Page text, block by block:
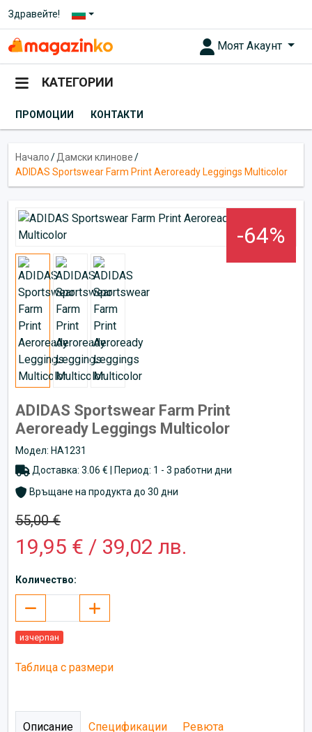
Здравейте!
Моят Акаунт
КАТЕГОРИИ
ПРОМОЦИИ КОНТАКТИ
Начало/Дамски клинове/
ADIDAS Sportswear Farm Print Aeroready Leggings Multicolor
-64%
ADIDAS Sportswear Farm Print
Aeroready Leggings Multicolor
Модел: HA1231
Доставка: 3.06 € | Период: 1 - 3 работни дни
Връщане на продукта до 30 дни
55,00 €
19,95 € / 39,02 лв.
Количество:
изчерпан
Таблица с размери
Описание Спецификации Ревюта